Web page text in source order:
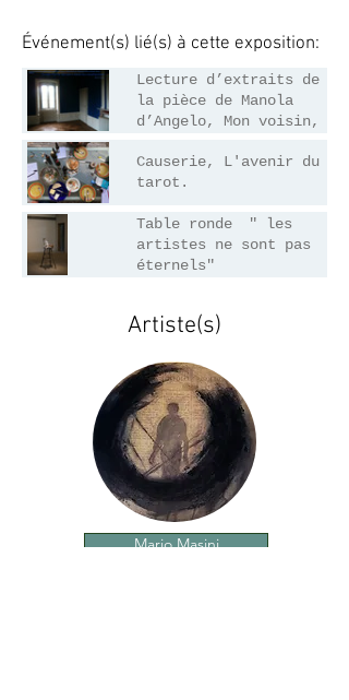
Événement(s) lié(s) à cette exposition:
Lecture d’extraits de
la pièce de Manola
d’Angelo, Mon voisin,
Causerie, L'avenir du
tarot.
Table ronde " les
artistes ne sont pas
éternels"
Artiste(s)
Mario Masini